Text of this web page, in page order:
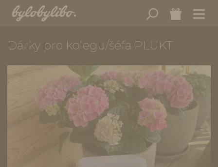
Dárky pro kolegu/šéfa PLŪKT